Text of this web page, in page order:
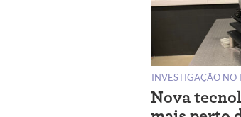
INVESTIGAÇÃO NO
Nova